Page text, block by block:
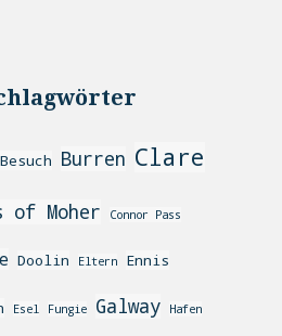
Besuch Burren Clare
Moher Connor Pass
Doolin Eltern Ennis
Esel Fungie Galway Hafen